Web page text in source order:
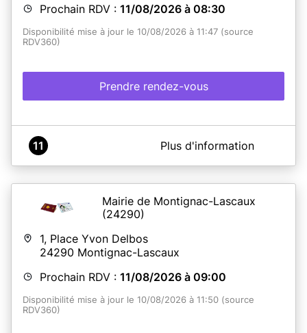
récupération du titre.
La présence des mineurs est obligatoire et ils
doivent être accompagnés de leur représentant
légal :
Lors du retrait de la Carte Nationale
d’Identité et du Passeport pour les mineurs
En savoir plus
Prochain RDV : 11/08/2026 à 08:30
Disponibilité mise à jour le 10/08/2026 à 11:47 (source
RDV360)
Prendre rendez-vous
A propos de MAIRIE DE LA REOLE
En savoir plus
11 Plus d'information
Mairie de Montignac-Lascaux
(24290)
1, Place Yvon Delbos
24290 Montignac-Lascaux
Prochain RDV : 11/08/2026 à 09:00
Disponibilité mise à jour le 10/08/2026 à 11:50 (source
RDV360)